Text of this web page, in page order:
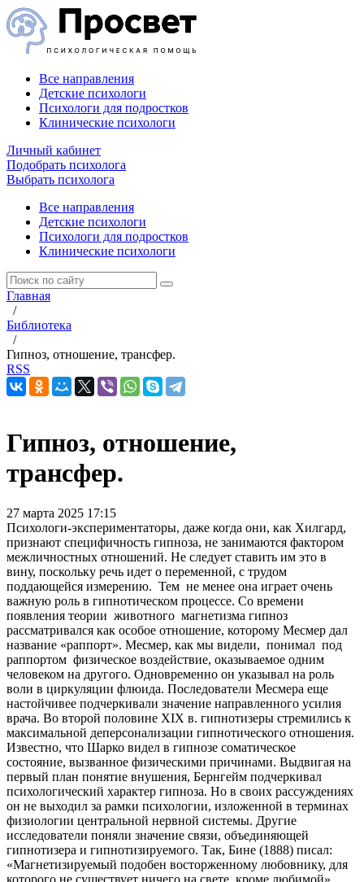
Все направления
Детские психологи
Психологи для подростков
Клинические психологи
Личный кабинет
Подобрать психолога
Выбрать психолога
Все направления
Детские психологи
Психологи для подростков
Клинические психологи
Главная
/
Библиотека
/
Гипноз, отношение, трансфер.
RSS
Гипноз, отношение,
трансфер.
27 марта 2025 17:15
Психологи-экспериментаторы, даже когда они, как Хилгард,
признают специфичность гипноза, не занима­ются фактором
межличностных отношений. Не следует ставить им это в
вину, поскольку речь идет о переменной, с трудом
поддающейся измерению. Тем не менее она играет очень
важную роль в гипнотическом процессе. Со времени
появления теории животного магнетизма гипноз
рассматривался как особое отношение, которому Месмер дал
название «раппорт». Месмер, как мы виде­ли, понимал под
раппортом физическое воздействие, оказываемое одним
человеком на другого. Одновремен­но он указывал на роль
воли в циркуляции флюида. Последователи Месмера еще
настойчивее подчеркивали значение направленного усилия
врача. Во второй половине XIX в. гипнотизеры стремились к
максимальной деперсонализации гипнотического от­ношения.
Известно, что Шарко видел в гипнозе сомати­ческое
состояние, вызванное физическими причинами. Выдвигая на
первый план понятие внушения, Бернгейм подчеркивал
психологический характер гипноза. Но в своих рассуждениях
он не выходил за рамки психоло­гии, изложенной в терминах
физиологии центральной нервной системы. Другие
исследователи поняли значе­ние связи, объединяющей
гипнотизера и гипнотизируе­мого. Так, Бине (1888) писал:
«Магнетизируемый подобен восторженному любовнику, для
которого не су­ществует ничего на свете, кроме любимой».